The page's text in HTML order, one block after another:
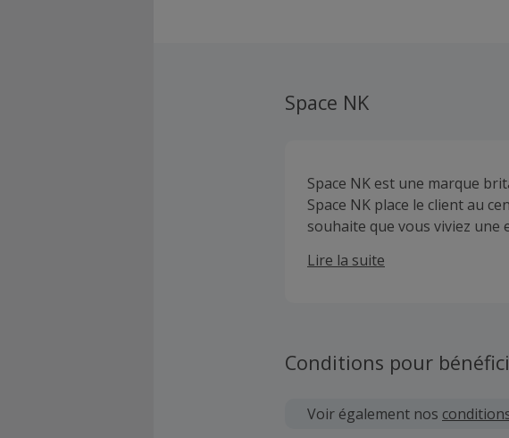
Space NK
Space NK est une marque
Space NK place le client au
souhaite que vous viviez une
Lire la suite
Conditions pour
Voir également nos